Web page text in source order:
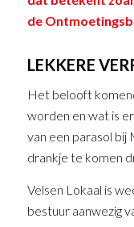
de
LEKKERE
Het belooft
worden en wat is
van een parasol
drankje te komen
Velsen Lokaal is
bestuur aanwezig